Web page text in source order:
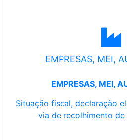
EMPRESAS, MEI,
EMPRESAS, MEI,
Situação fiscal, declaração
via de recolhimento de